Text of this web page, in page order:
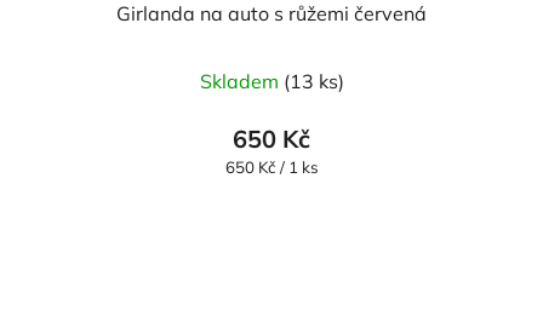
Girlanda na auto s růžemi červená
Skladem (13 ks)
650 Kč
Měrná
650 Kč / 1 ks